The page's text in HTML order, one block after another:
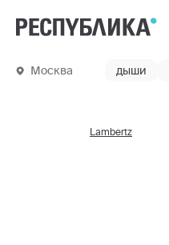
Москва дыши
Lambertz